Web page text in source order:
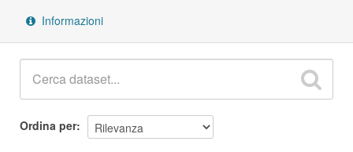
Informazioni
Ordina per